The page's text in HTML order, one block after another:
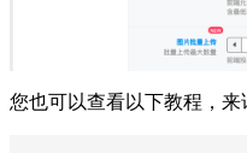
您也可以查看以下教程，来